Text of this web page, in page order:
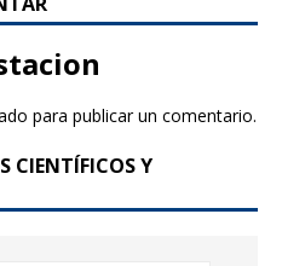
para publicar un comentario.
CIENTÍFICOS Y